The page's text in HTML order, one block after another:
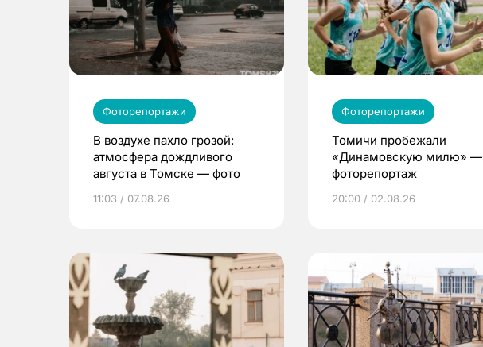
Фоторепортажи
В воздухе пахло грозой:
атмосфера дождливого
августа в Томске — фото
11:03 / 07.08.26
Фоторепортажи
Томичи пробежали
«Динамовскую милю» —
фоторепортаж
20:00 / 02.08.26